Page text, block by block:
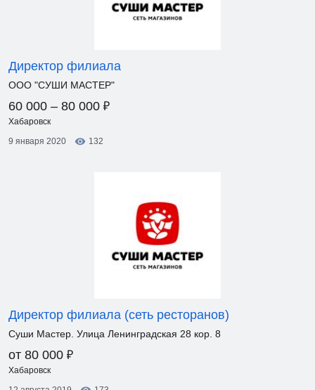
Директор филиала
ООО "СУШИ МАСТЕР"
60 000 – 80 000 ₽
Хабаровск
9 января 2020
132
Директор филиала (сеть ресторанов)
Суши Мастер. Улица Ленинградская 28 кор. 8
от 80 000 ₽
Хабаровск